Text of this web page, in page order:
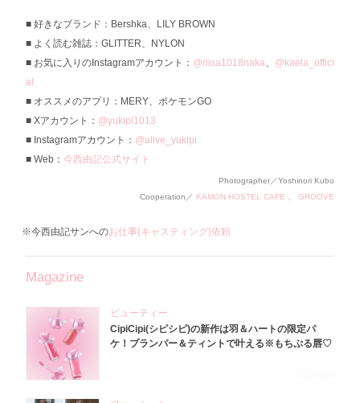
好きなブランド：Bershka、LILY BROWN
よく読む雑誌：GLITTER、NYLON
お気に入りのInstagramアカウント： @riisa1018naka、 @kaela_offici
al
オススメのアプリ：MERY、ポケモンGO
Xアカウント： @yukipi1013
Instagramアカウント： @alive_yukipi
Web： 今西由記公式サイト
Photographer／Yoshinori Kubo
Cooperation／ KAMON HOSTEL CAFE GROOVE
※今西由記サンへのお仕事(キャスティング)依頼
Magazine
ビューティー
CipiCipi(シピシピ)の新作は羽＆ハートの限定パ
ケ！プランパー＆ティントで叶える※もちぷる唇♡